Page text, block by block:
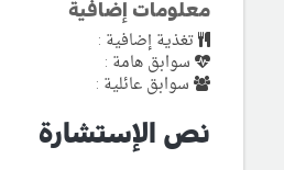
معلومات إضافية
تغذية إضافية :
سوابق هامة :
سوابق عائلية :
نص الإستشارة